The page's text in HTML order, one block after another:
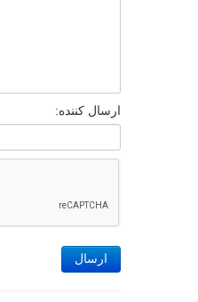
ارسال کننده:
ارسال